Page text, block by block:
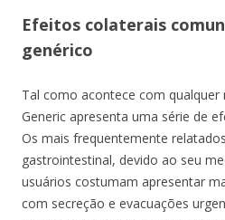
Efeitos colaterais
genérico
Tal como acontece com qualquer
Generic apresenta uma série de
Os mais frequentemente
gastrointestinal, devido ao seu
usuários costumam apresentar
com secreção e evacuações